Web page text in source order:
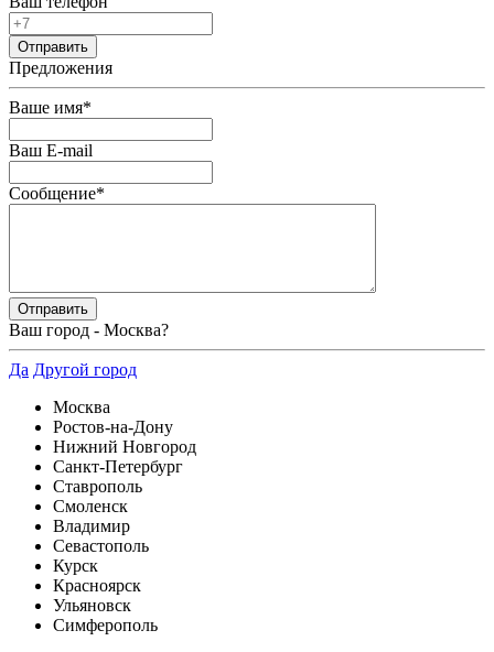
Предложения
Ваше имя*
Ваш E-mail
Сообщение*
Ваш город - Москва?
Да Другой город
Москва
Ростов-на-Дону
Нижний Новгород
Санкт-Петербург
Ставрополь
Смоленск
Владимир
Севастополь
Курск
Красноярск
Ульяновск
Симферополь